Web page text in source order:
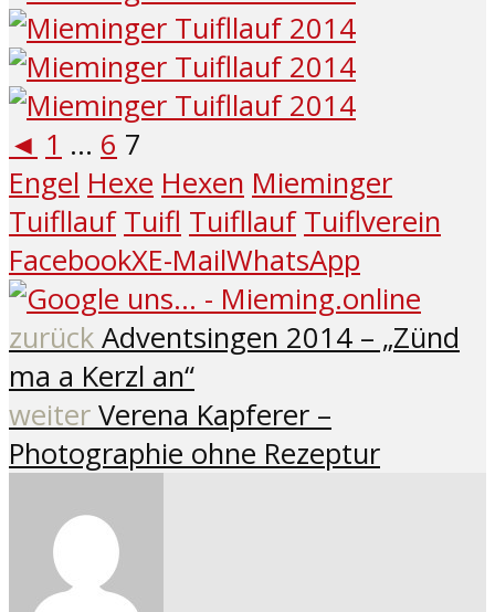
◄ 1 ... 6 7
Engel Hexe Hexen Mieminger
Tuifllauf Tuifl Tuifllauf Tuiflverein
FacebookXE-MailWhatsApp
zurück Adventsingen 2014 – „Zünd
ma a Kerzl an“
weiter Verena Kapferer –
Photographie ohne Rezeptur